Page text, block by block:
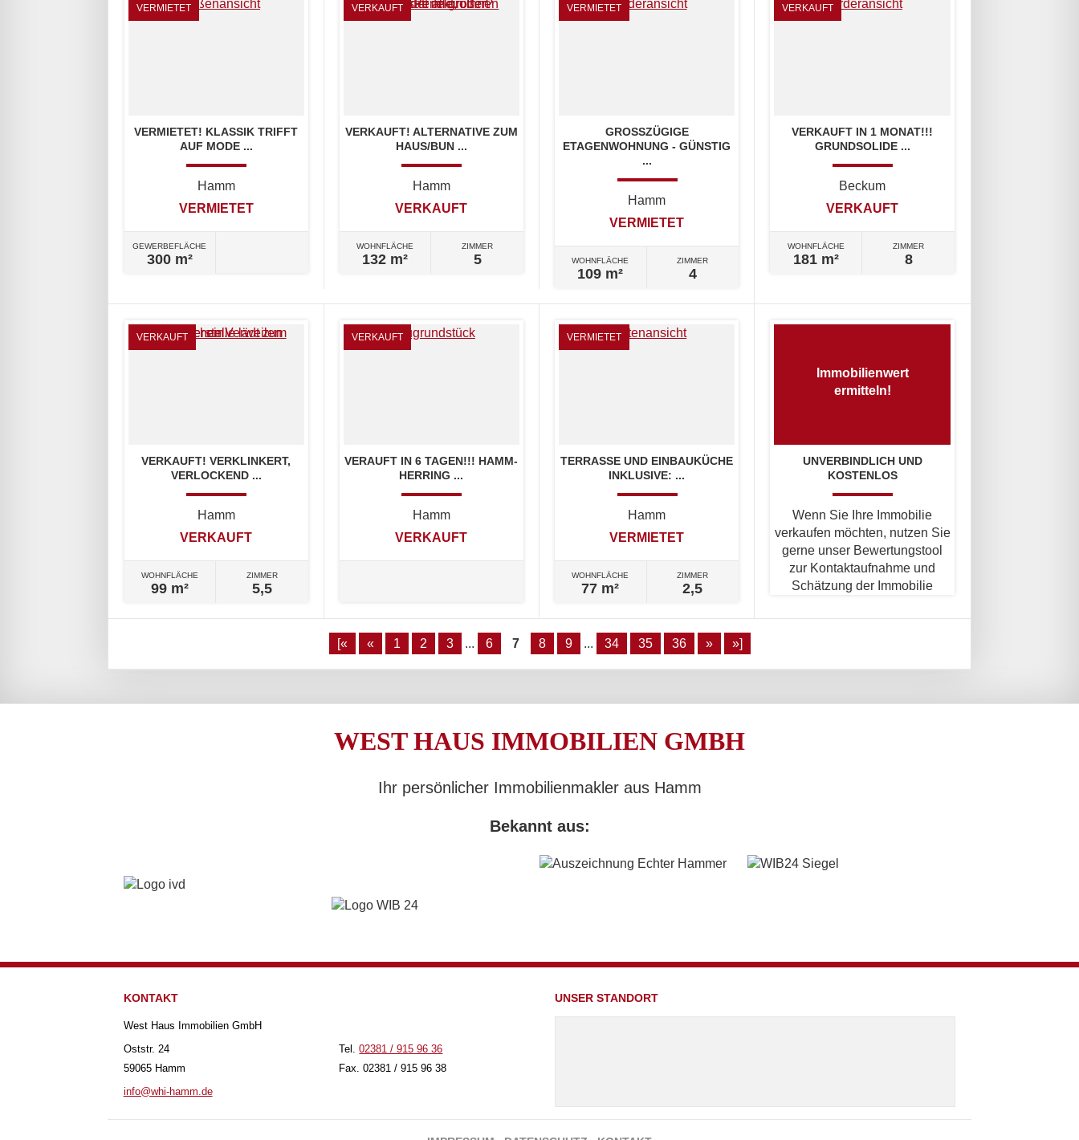
VERMIETET
VERMIETET! KLASSIK TRIFFT
AUF MODE ...
Hamm
VERMIETET
GEWERBEFLÄCHE
300 m²
VERKAUFT
VERKAUFT! ALTERNATIVE ZUM
HAUS/BUN ...
Hamm
VERKAUFT
WOHNFLÄCHE
132 m²
ZIMMER
5
VERMIETET
GROSSZÜGIGE E
TAGENWOHNUNG - GÜNSTIG
...
Hamm
VERMIETET
WOHNFLÄCHE
109 m²
ZIMMER
4
VERKAUFT
VERKAUFT IN 1 MONAT!!!
GRUNDSOLIDE ...
Beckum
VERKAUFT
WOHNFLÄCHE
181 m²
ZIMMER
8
VERKAUFT
VERKAUFT! VERKLINKERT,
VERLOCKEND ...
Hamm
VERKAUFT
WOHNFLÄCHE
99 m²
ZIMMER
5,5
VERKAUFT
VERAUFT IN 6 TAGEN!!! HAMM-
HERRING ...
Hamm
VERKAUFT
VERMIETET
TERRASSE UND EINBAUKÜCHE
INKLUSIVE: ...
Hamm
VERMIETET
WOHNFLÄCHE
77 m²
ZIMMER
2,5
Immobilienwert
ermitteln!
UNVERBINDLICH UND
KOSTENLOS
Wenn Sie Ihre Immobilie
verkaufen möchten, nutzen Sie
gerne unser Bewertungstool
zur Kontaktaufnahme und
Schätzung der Immobilie
[« « 1 2 3 ... 6 7 8 9 ... 34 35 36 » »]
WEST HAUS IMMOBILIEN GMBH
Ihr persönlicher Immobilienmakler aus Hamm
Bekannt aus:
KONTAKT
West Haus Immobilien GmbH
Oststr. 24
59065 Hamm
info@whi-hamm.de
Tel.02381 / 915 96 36
Fax. 02381 / 915 96 38
UNSER STANDORT